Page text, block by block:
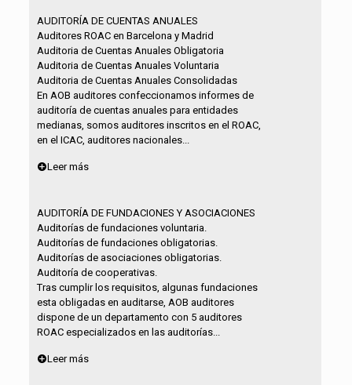
AUDITORÍA DE CUENTAS ANUALES
Auditores ROAC en Barcelona y Madrid
Auditoria de Cuentas Anuales Obligatoria
Auditoria de Cuentas Anuales Voluntaria
Auditoria de Cuentas Anuales Consolidadas
En AOB auditores confeccionamos informes de
auditoría de cuentas anuales para entidades
medianas, somos auditores inscritos en el ROAC,
en el ICAC, auditores nacionales...
Leer más
AUDITORÍA DE FUNDACIONES Y ASOCIACIONES
Auditorías de fundaciones voluntaria.
Auditorías de fundaciones obligatorias.
Auditorías de asociaciones obligatorias.
Auditoría de cooperativas.
Tras cumplir los requisitos, algunas fundaciones
esta obligadas en auditarse, AOB auditores
dispone de un departamento con 5 auditores
ROAC especializados en las auditorías...
Leer más